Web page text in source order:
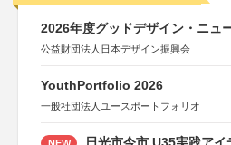
2026年度グッドデザイン・ニュ
公益財団法人日本デザイン振興会
YouthPortfolio 2026
一般社団法人ユースポートフォリオ
NEW